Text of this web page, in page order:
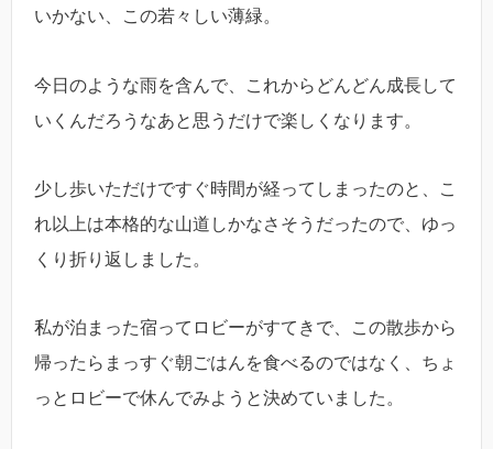
いかない、この若々しい薄緑。
今日のような雨を含んで、これからどんどん成長して
いくんだろうなあと思うだけで楽しくなります。
少し歩いただけですぐ時間が経ってしまったのと、こ
れ以上は本格的な山道しかなさそうだったので、ゆっ
くり折り返しました。
私が泊まった宿ってロビーがすてきで、この散歩から
帰ったらまっすぐ朝ごはんを食べるのではなく、ちょ
っとロビーで休んでみようと決めていました。